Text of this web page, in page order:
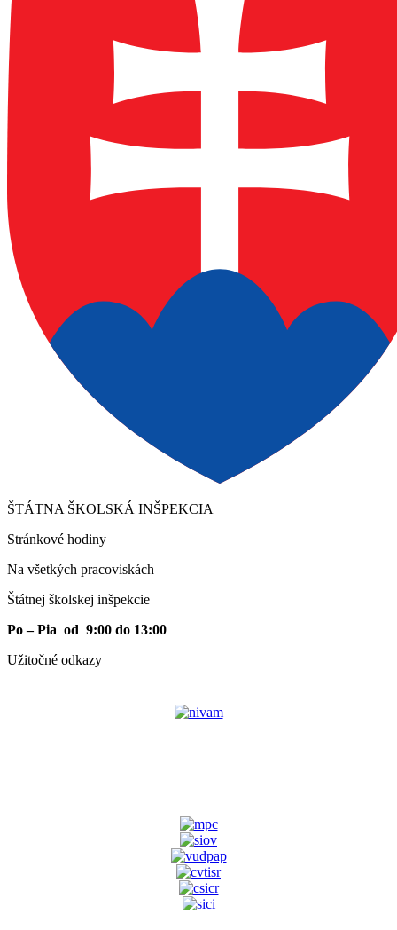
ŠTÁTNA ŠKOLSKÁ INŠPEKCIA
Stránkové hodiny​
Na všetkých pracoviskách
Štátnej školskej inšpekcie
Po – Pia od 9:00 do 13:00
Užitočné odkazy